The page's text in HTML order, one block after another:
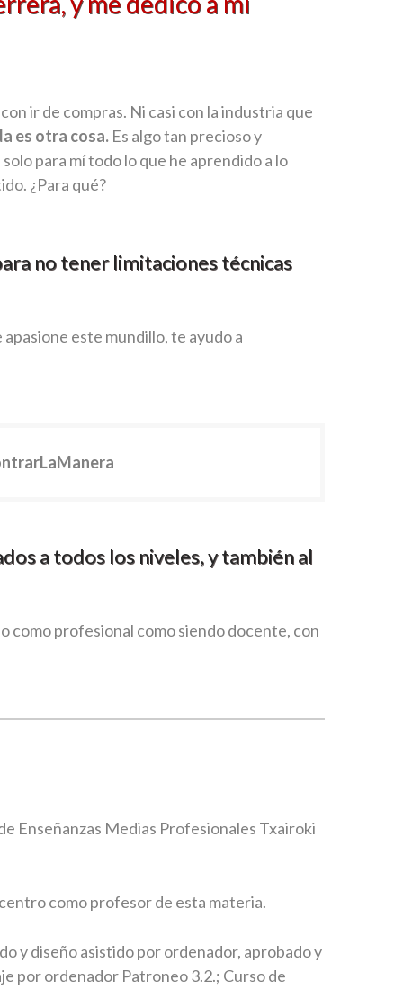
ir de compras. Ni casi con la industria que
es otra cosa. Es algo tan precioso y
para mí todo lo que he aprendido a lo
¿Para qué?
no tener limitaciones técnicas
este mundillo, te ayudo a
a todos los niveles, y también al
como profesional como siendo docente, con
Enseñanzas Medias Profesionales Txairoki
como profesor de esta materia.
y diseño asistido por ordenador, aprobado y
por ordenador Patroneo 3.2.; Curso de